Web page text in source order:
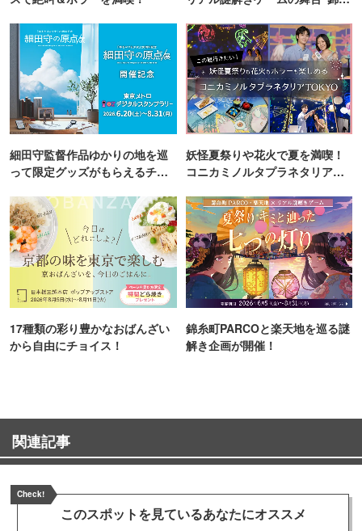
細田守監督作品ゆかりの地を巡
って限定グッズがもらえるチャ
妖怪夏祭りや花火で夏を満喫！
コニカミノルタプラネタリア
17種類の彩り豊かなおばんざい
から自由にチョイス！
錦糸町PARCOと楽天地を巡る謎
解き企画が開催！
関連記事
Check!
このスポットを見ているあなたにオススメ